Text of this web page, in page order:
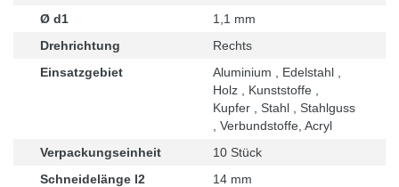
Ø d1
1,1 mm
Drehrichtung
Rechts
Einsatzgebiet
Aluminium , Edelstahl ,
Holz , Kunststoffe ,
Kupfer , Stahl , Stahlguss
, Verbundstoffe, Acryl
Verpackungseinheit
10 Stück
Schneidelänge l2
14 mm